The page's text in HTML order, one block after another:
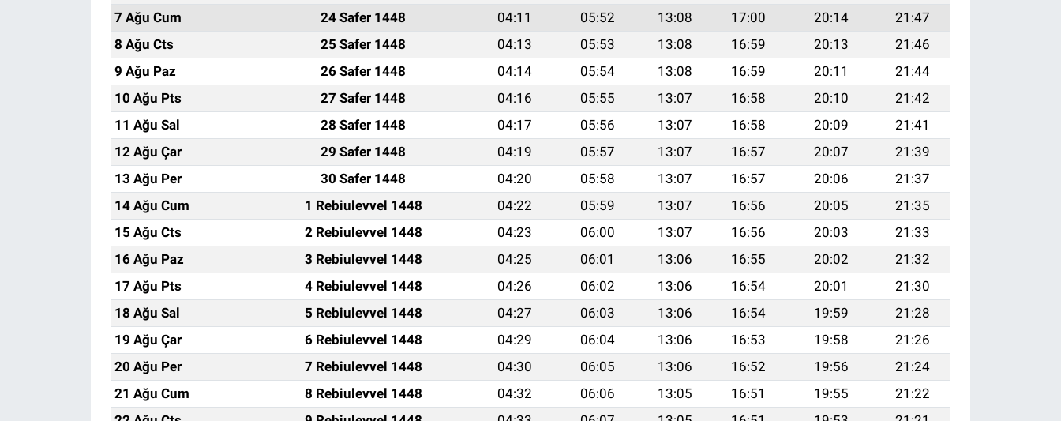
7 Ağu Cum
24 Safer 1448 04:11 05:52 13:08 17:00 20:14
21:47
8 Ağu Cts
25 Safer 1448 04:13 05:53 13:08 16:59 20:13
21:46
9 Ağu Paz
26 Safer 1448 04:14 05:54 13:08 16:59 20:11
21:44
10 Ağu Pts
27 Safer 1448 04:16 05:55 13:07 16:58 20:10
21:42
11 Ağu Sal
28 Safer 1448 04:17 05:56 13:07 16:58 20:09
21:41
12 Ağu Çar
29 Safer 1448 04:19 05:57 13:07 16:57 20:07
21:39
13 Ağu Per
30 Safer 1448 04:20 05:58 13:07 16:57 20:06
21:37
14 Ağu Cum
1 Rebiulevvel 1448 04:22 05:59 13:07 16:56 20:05
21:35
15 Ağu Cts
2 Rebiulevvel 1448 04:23 06:00 13:07 16:56 20:03
21:33
16 Ağu Paz
3 Rebiulevvel 1448 04:25 06:01 13:06 16:55 20:02
21:32
17 Ağu Pts
4 Rebiulevvel 1448 04:26 06:02 13:06 16:54 20:01
21:30
18 Ağu Sal
5 Rebiulevvel 1448 04:27 06:03 13:06 16:54 19:59
21:28
19 Ağu Çar
6 Rebiulevvel 1448 04:29 06:04 13:06 16:53 19:58
21:26
20 Ağu Per
7 Rebiulevvel 1448 04:30 06:05 13:06 16:52 19:56
21:24
21 Ağu Cum
8 Rebiulevvel 1448 04:32 06:06 13:05 16:51 19:55
21:22